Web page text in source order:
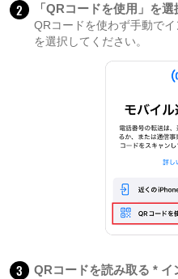
2 「QRコードを使用」を選
QRコードを使わず手動で
を選択してください。
3 QRコードを読み取る *